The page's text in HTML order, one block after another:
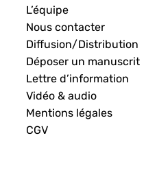
L’équipe
Nous contacter
Diffusion/Distribution
Déposer un manuscrit
Lettre d’information
Vidéo & audio
Mentions légales
CGV